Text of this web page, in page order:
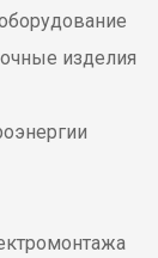
изделия